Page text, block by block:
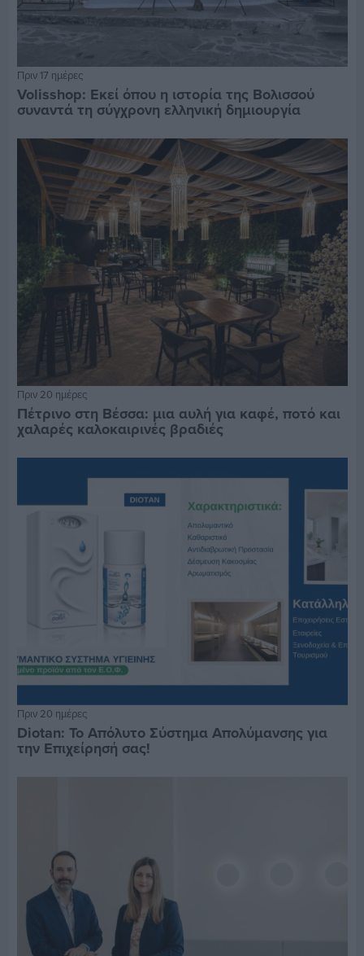
Πριν 17 ημέρες
Volisshop: Εκεί όπου η ιστορία της Βολισσού
συναντά τη σύγχρονη ελληνική δημιουργία
Πριν 20 ημέρες
Πέτρινο στη Βέσσα: μια αυλή για καφέ, ποτό και
χαλαρές καλοκαιρινές βραδιές
Πριν 20 ημέρες
Diotan: Το Απόλυτο Σύστημα Απολύμανσης για
την Επιχείρησή σας!